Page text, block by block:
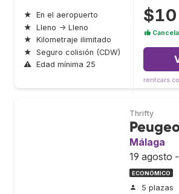
★ En el aeropuerto
★ Lleno → Lleno
★ Kilometraje ilimitado
★ Seguro colisión (CDW)
⚠ Edad mínima 25
$10
Thrifty
Málaga
19 agosto
ECONÓMICO
5 plazas